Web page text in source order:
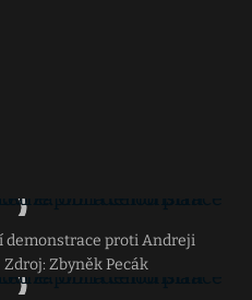
demonstrace proti Andreji
Zdroj: Zbyněk Pecák